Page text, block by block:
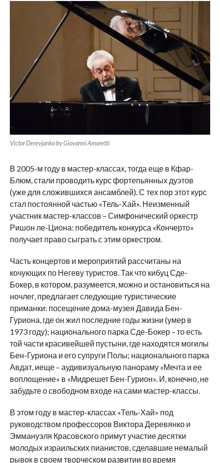
Victor Derevjanko by Giovanni Amoretti
В 2005-м году в мастер-классах, тогда еще в Кфар-
Блюм, стали проводить курс фортепьянных дуэтов
(уже для сложившихся ансамблей). С тех пор этот курс
стал постоянной частью «Тель-Хай». Неизменный
участник мастер-классов – Симфонический оркестр
Ришон ле-Циона: победитель конкурса «Кончерто»
получает право сыграть с этим оркестром.
Часть концертов и мероприятий рассчитаны на
кочующих по Негеву туристов. Так что кибуц Сде-
Бокер, в котором, разумеется, можно и остановиться на
ночлег, предлагает следующие туристические
приманки: посещение дома-музея Давида Бен-
Гуриона, где он жил последние годы жизни (умер в
1973 году); национального парка Сде-Бокер – то есть
той части красивейшей пустыни, где находятся могилы
Бен-Гуриона и его супруги Полы; национального парка
Авдат, иеще – аудивизуальную панораму «Мечта и ее
воплощение» в «Мидрешет Бен-Гурион». И, конечно, не
забудьте о свободном входе на сами мастер-классы.
В этом году в мастер-классах «Тель-Хай» под
руководством профессоров Виктора Деревянко и
Эммануэля Красовского примут участие десятки
молодых израильских пианистов, сделавшие немалый
рывок в своем творческом развитии во время